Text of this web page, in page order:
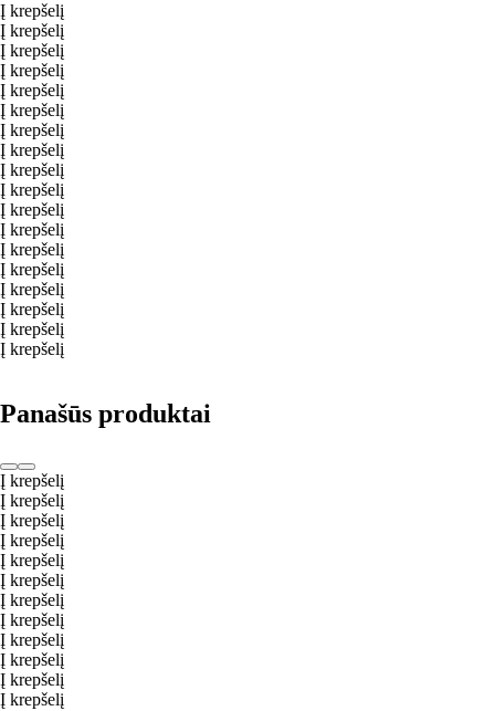
Į krepšelį
Į krepšelį
Į krepšelį
Į krepšelį
Į krepšelį
Į krepšelį
Į krepšelį
Į krepšelį
Į krepšelį
Į krepšelį
Į krepšelį
Į krepšelį
Į krepšelį
Į krepšelį
Į krepšelį
Į krepšelį
Į krepšelį
Į krepšelį
Panašūs produktai
Į krepšelį
Į krepšelį
Į krepšelį
Į krepšelį
Į krepšelį
Į krepšelį
Į krepšelį
Į krepšelį
Į krepšelį
Į krepšelį
Į krepšelį
Į krepšelį